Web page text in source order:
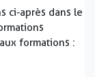
ci-après dans le
formations :